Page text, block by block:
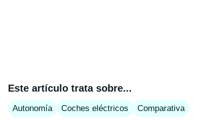
Este artículo trata sobre...
Autonomía Coches eléctricos Comparativa